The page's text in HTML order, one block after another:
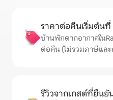
ราคาต่อคืนเริ่มต้นที่
บ้านพักตากอากาศใน
ต่อคืน (ไม่รวมภาษีและ
รีวิวจากเกสต์ที่ยืนยั